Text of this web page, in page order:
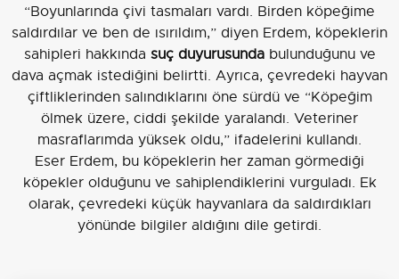
“Boyunlarında çivi tasmaları vardı. Birden köpeğime
saldırdılar ve ben de ısırıldım,” diyen Erdem, köpeklerin
sahipleri hakkında suç duyurusundabulunduğunu ve
dava açmak istediğini belirtti. Ayrıca, çevredeki hayvan
çiftliklerinden salındıklarını öne sürdü ve “Köpeğim
ölmek üzere, ciddi şekilde yaralandı. Veteriner
masraflarımda yüksek oldu,” ifadelerini kullandı.
Eser Erdem, bu köpeklerin her zaman görmediği
köpekler olduğunu ve sahiplendiklerini vurguladı. Ek
olarak, çevredeki küçük hayvanlara da saldırdıkları
yönünde bilgiler aldığını dile getirdi.